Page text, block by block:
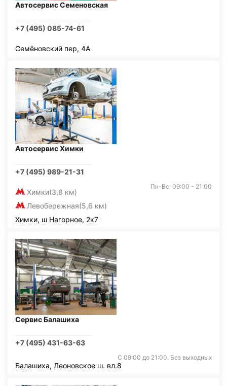
Автосервис Семеновская
+7 (495) 085-74-61
Семёновский пер, 4А
Автосервис Химки
+7 (495) 989-21-31
Химки(3,8 км)
Левобережная(5,6 км)
Пн-Вс: 09:00 - 21:00
Химки, ш Нагорное, 2к7
Сервис Балашиха
+7 (495) 431-63-63
С 09:00 до 21:00. Без выходных
Балашиха, Леоновское ш. вл.8